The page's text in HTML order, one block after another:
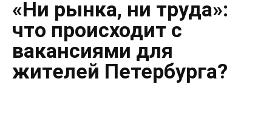
«Ни рынка, ни труда»:
что происходит с
вакансиями для
жителей Петербурга?